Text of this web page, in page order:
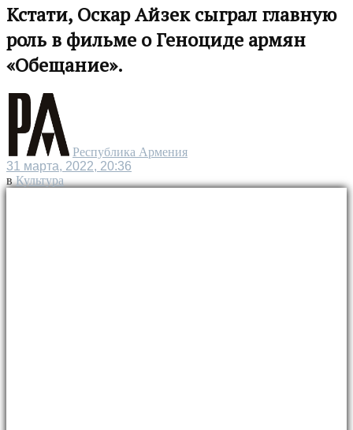
Кстати, Оскар Айзек сыграл главную
роль в фильме о Геноциде армян
«Обещание».
Республика Армения
31 марта, 2022, 20:36
в Культура